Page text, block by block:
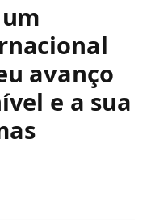
avanço
e a sua